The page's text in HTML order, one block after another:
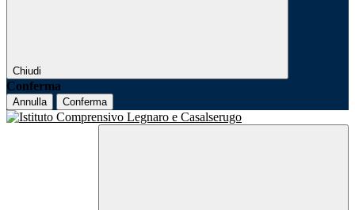
Chiudi
Conferma
Annulla Conferma